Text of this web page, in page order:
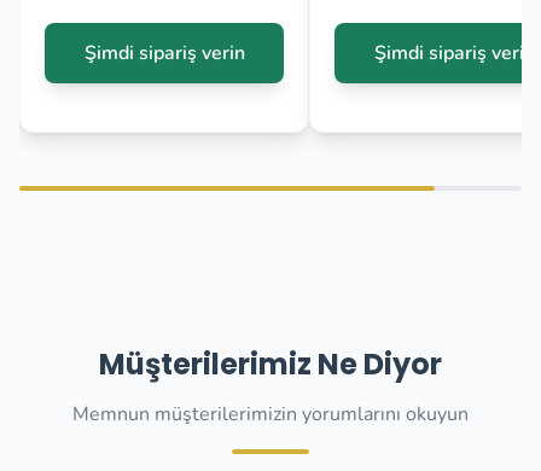
Şimdi sipariş verin Şimdi sipariş verin
Müşterilerimiz Ne Diyor
Memnun müşterilerimizin yorumlarını okuyun